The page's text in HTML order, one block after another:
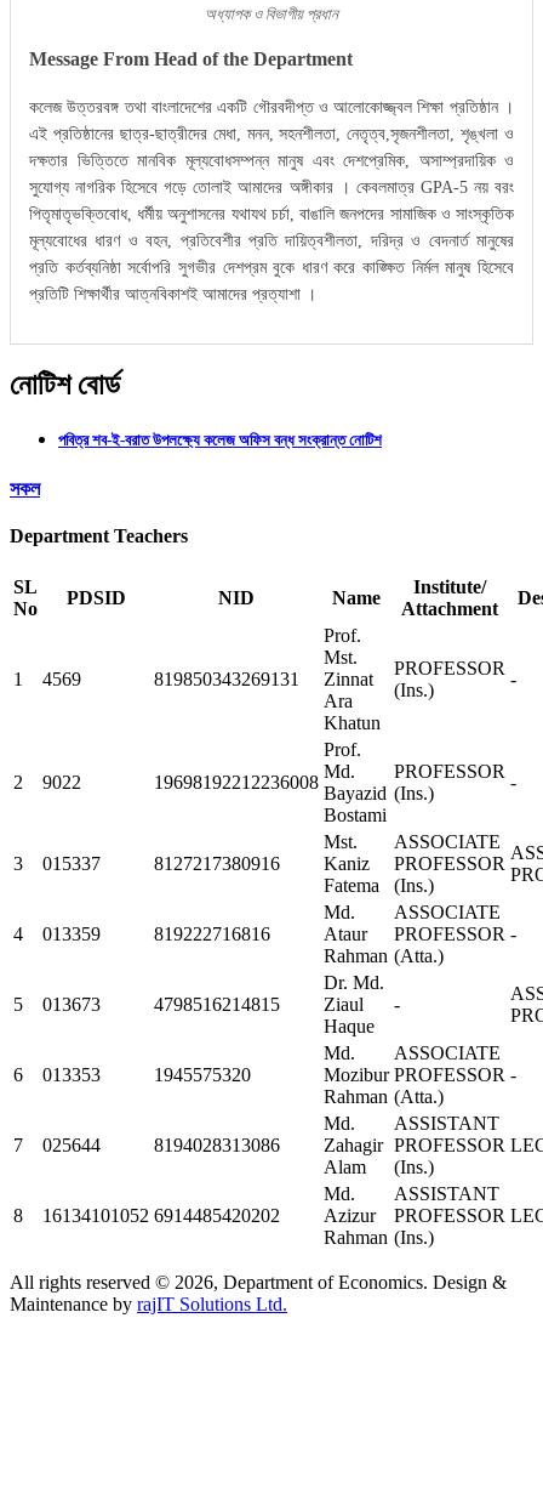
অধ্যাপক ও বিভাগীয় প্রধান
Message From Head of the Department
কলেজ উত্তরবঙ্গ তথা বাংলাদেশের একটি গৌরবদীপ্ত ও আলোকোজ্জ্বল শিক্ষা প্রতিষ্ঠান ।
এই প্রতিষ্ঠানের ছাত্র-ছাত্রীদের মেধা, মনন, সহনশীলতা, নেতৃত্ব,সৃজনশীলতা, শৃঙ্খলা ও
দক্ষতার ভিত্তিতে মানবিক মূল্যবোধসম্পন্ন মানুষ এবং দেশপ্রেমিক, অসাম্প্রদায়িক ও
সুযোগ্য নাগরিক হিসেবে গড়ে তোলাই আমাদের অঙ্গীকার । কেবলমাত্র GPA-5 নয় বরং
পিতৃমাতৃভক্তিবোধ, ধর্মীয় অনুশাসনের যথাযথ চর্চা, বাঙালি জনপদের সামাজিক ও সাংস্কৃতিক
মূল্যবোধের ধারণ ও বহন, প্রতিবেশীর প্রতি দায়িত্বশীলতা, দরিদ্র ও বেদনার্ত মানুষের
প্রতি কর্তব্যনিষ্ঠা সর্বোপরি সুগভীর দেশপ্রম বুকে ধারণ করে কাঙ্ক্ষিত নির্মল মানুষ হিসেবে
প্রতিটি শিক্ষার্থীর আত্নবিকাশই আমাদের প্রত্যাশা ।
নোটিশ বোর্ড
পবিত্র শব-ই-বরাত উপলক্ষ্যে কলেজ অফিস বন্ধ সংক্রান্ত নোটিশ
সকল
Department Teachers
SL
No
PDSID NID Name
Institute/
Attachment
1 4569 819850343269131
Prof.
Mst.
Zinnat
Ara
Khatun
PROFESSOR
(Ins.)
-
2 9022 19698192212236008
Prof.
Md.
Bayazid
Bostami
PROFESSOR
(Ins.)
-
3 015337 8127217380916
Mst.
Kaniz
Fatema
ASSOCIATE
PROFESSOR
(Ins.)
4 013359 819222716816
Md.
Ataur
Rahman
ASSOCIATE
PROFESSOR
(Atta.)
-
5 013673 4798516214815
Dr. Md.
Ziaul
Haque
-
6 013353 1945575320
Md.
Mozibur
Rahman
ASSOCIATE
PROFESSOR
(Atta.)
-
7 025644 8194028313086
Md.
Zahagir
Alam
ASSISTANT
PROFESSOR
(Ins.)
8 16134101052 6914485420202
Md.
Azizur
Rahman
ASSISTANT
PROFESSOR
(Ins.)
All rights reserved © 2026, Department of Economics. Design &
Maintenance by rajIT Solutions Ltd.